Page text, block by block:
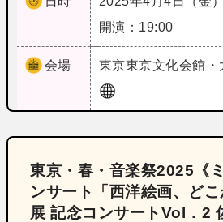
開演：19:00
会場 東京東京文化会館・
東京・春・音楽祭2025《
ンサート「西洋絵画、どこ
展 記念コンサートVol．2